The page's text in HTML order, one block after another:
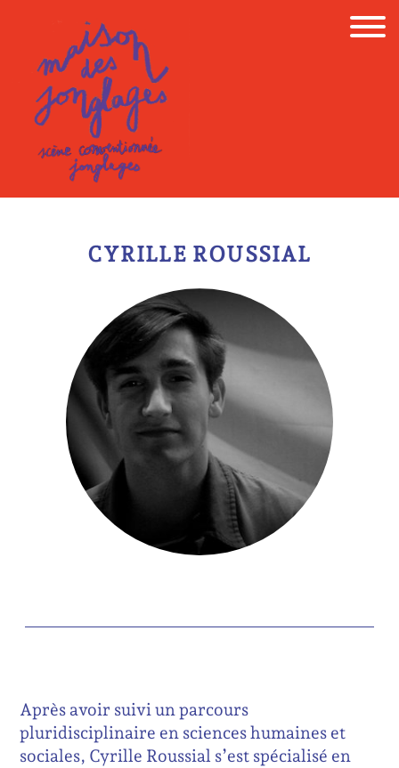
CYRILLE ROUSSIAL
Après avoir suivi un parcours
pluridisciplinaire en sciences humaines et
sociales, Cyrille Roussial s’est spécialisé en